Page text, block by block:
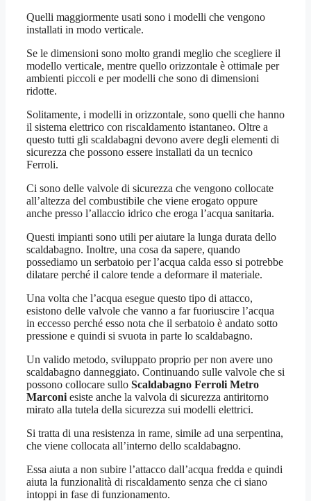
Quelli maggiormente usati sono i modelli che vengono
installati in modo verticale.
Se le dimensioni sono molto grandi meglio che scegliere il
modello verticale, mentre quello orizzontale è ottimale per
ambienti piccoli e per modelli che sono di dimensioni
ridotte.
Solitamente, i modelli in orizzontale, sono quelli che hanno
il sistema elettrico con riscaldamento istantaneo. Oltre a
questo tutti gli scaldabagni devono avere degli elementi di
sicurezza che possono essere installati da un tecnico
Ferroli.
Ci sono delle valvole di sicurezza che vengono collocate
all’altezza del combustibile che viene erogato oppure
anche presso l’allaccio idrico che eroga l’acqua sanitaria.
Questi impianti sono utili per aiutare la lunga durata dello
scaldabagno. Inoltre, una cosa da sapere, quando
possediamo un serbatoio per l’acqua calda esso si potrebbe
dilatare perché il calore tende a deformare il materiale.
Una volta che l’acqua esegue questo tipo di attacco,
esistono delle valvole che vanno a far fuoriuscire l’acqua
in eccesso perché esso nota che il serbatoio è andato sotto
pressione e quindi si svuota in parte lo scaldabagno.
Un valido metodo, sviluppato proprio per non avere uno
scaldabagno danneggiato. Continuando sulle valvole che si
possono collocare sullo Scaldabagno Ferroli Metro
Marconi esiste anche la valvola di sicurezza antiritorno
mirato alla tutela della sicurezza sui modelli elettrici.
Si tratta di una resistenza in rame, simile ad una serpentina,
che viene collocata all’interno dello scaldabagno.
Essa aiuta a non subire l’attacco dall’acqua fredda e quindi
aiuta la funzionalità di riscaldamento senza che ci siano
intoppi in fase di funzionamento.